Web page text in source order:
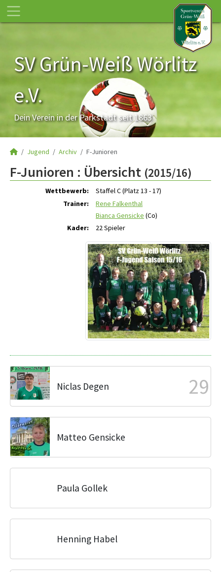
SV Grün-Weiß Wörlitz
e.V.
Dein Verein in der Parkstadt seit 1863
Jugend Archiv F-Junioren
F-Junioren : Übersicht (2015/16)
Wettbewerb:
Staffel C (Platz 13 - 17)
Trainer:
Rene Falkenthal
Bianca Gensicke (Co)
Kader:
22 Spieler
Niclas Degen 29
Matteo Gensicke
Paula Gollek
Henning Habel